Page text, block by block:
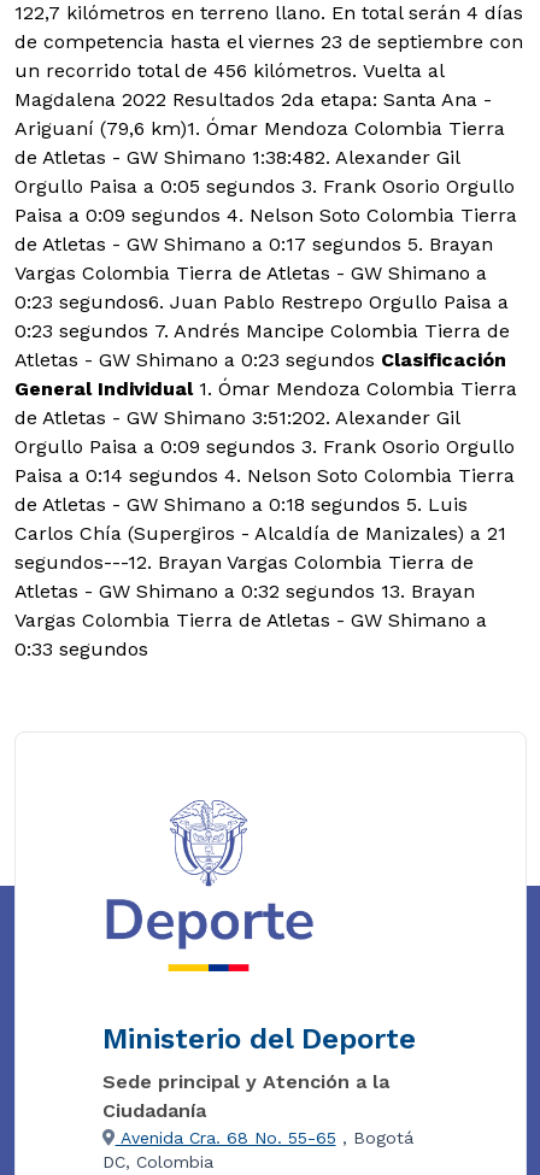
122,7 kilómetros en terreno llano. En total serán 4 días
de competencia hasta el viernes 23 de septiembre con
un recorrido total de 456 kilómetros. Vuelta al
Magdalena 2022 Resultados 2da etapa: Santa Ana -
Ariguaní (79,6 km)1. Ómar Mendoza Colombia Tierra
de Atletas - GW Shimano 1:38:482. Alexander Gil
Orgullo Paisa a 0:05 segundos 3. Frank Osorio Orgullo
Paisa a 0:09 segundos 4. Nelson Soto Colombia Tierra
de Atletas - GW Shimano a 0:17 segundos 5. Brayan
Vargas Colombia Tierra de Atletas - GW Shimano a
0:23 segundos6. Juan Pablo Restrepo Orgullo Paisa a
0:23 segundos 7. Andrés Mancipe Colombia Tierra de
Atletas - GW Shimano a 0:23 segundos Clasificación
General Individual1. Ómar Mendoza Colombia Tierra
de Atletas - GW Shimano 3:51:202. Alexander Gil
Orgullo Paisa a 0:09 segundos 3. Frank Osorio Orgullo
Paisa a 0:14 segundos 4. Nelson Soto Colombia Tierra
de Atletas - GW Shimano a 0:18 segundos 5. Luis
Carlos Chía (Supergiros - Alcaldía de Manizales) a 21
segundos---12. Brayan Vargas Colombia Tierra de
Atletas - GW Shimano a 0:32 segundos 13. Brayan
Vargas Colombia Tierra de Atletas - GW Shimano a
0:33 segundos
Ministerio del Deporte
Sede principal y Atención a la
Ciudadanía
Avenida Cra. 68 No. 55-65 , Bogotá
DC, Colombia